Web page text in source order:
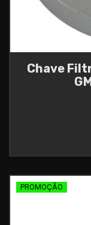
Chave
PROMOÇÃO